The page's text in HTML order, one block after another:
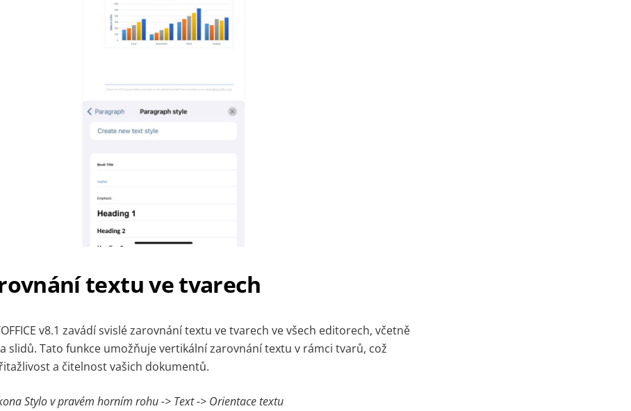
textu ve tvarech
v8.1 zavádí svislé zarovnání textu ve tvarech ve všech editorech, včetně
slidů. Tato funkce umožňuje vertikální zarovnání textu v rámci tvarů, což
a čitelnost vašich dokumentů.
Stylov pravém horním rohu -> Text -> Orientace textu